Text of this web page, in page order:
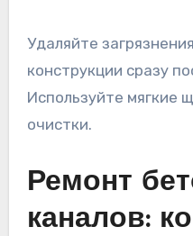
Удаляйте
конструкции сразу
Используйте мягкие
очистки.
Ремонт
каналов: